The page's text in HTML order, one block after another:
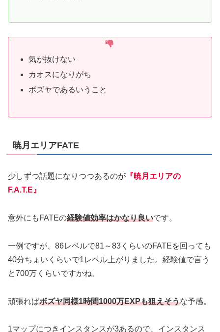
気が抜けない
カオスになりがち
ボズヤであるいうこと
暁月エリアFATE
少しずつ話題になりつつあるのが 『暁月エリアの
F.A.T.E』
意外にもFATEの経験値効率はかなり良いです。
一例ですが、86レベルで81～83くらいのFATEを回っても
40分ちょいくらいで1レベル上がりました。経験値で言う
と700万くらいですかね。
頑張ればボズヤ同様1時間1000万EXPも狙えそうな予感。
1マップにつきインスタンスが3あるので、インスタンス